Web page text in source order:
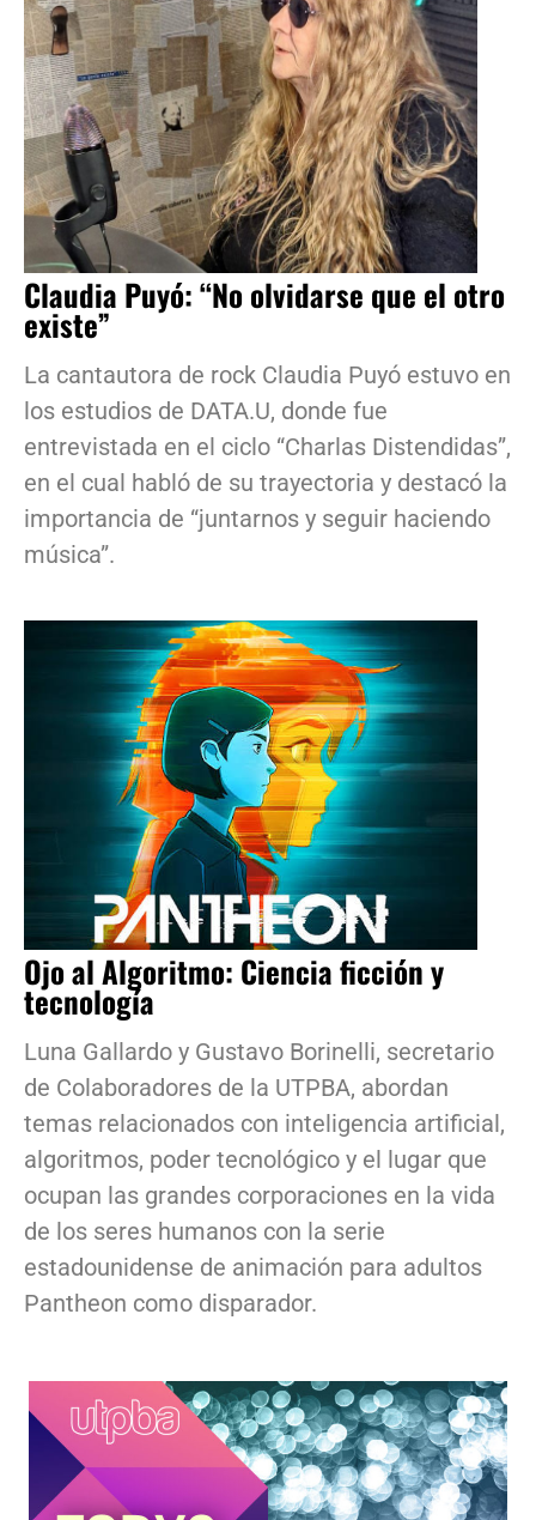
Claudia Puyó: “No olvidarse que el otro
existe”
La cantautora de rock Claudia Puyó estuvo en
los estudios de DATA.U, donde fue
entrevistada en el ciclo “Charlas Distendidas”,
en el cual habló de su trayectoria y destacó la
importancia de “juntarnos y seguir haciendo
música”.
Ojo al Algoritmo: Ciencia ficción y
tecnología
Luna Gallardo y Gustavo Borinelli, secretario
de Colaboradores de la UTPBA, abordan
temas relacionados con inteligencia artificial,
algoritmos, poder tecnológico y el lugar que
ocupan las grandes corporaciones en la vida
de los seres humanos con la serie
estadounidense de animación para adultos
Pantheon como disparador.